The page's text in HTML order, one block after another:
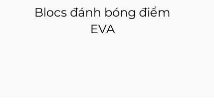
Blocs đánh bóng điểm
EVA